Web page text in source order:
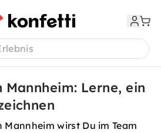
Lerne, ein
Mannheim wirst Du im Team